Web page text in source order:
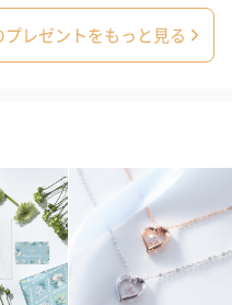
ラワー
プリザーブドフラワーを同
レゼントをもっと見る